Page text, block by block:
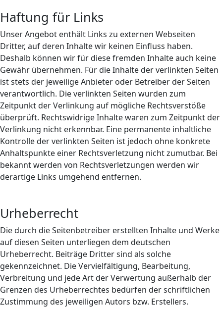
Haftung für Links
Unser Angebot enthält Links zu externen Webseiten
Dritter, auf deren Inhalte wir keinen Einfluss haben.
Deshalb können wir für diese fremden Inhalte auch keine
Gewähr übernehmen. Für die Inhalte der verlinkten Seiten
ist stets der jeweilige Anbieter oder Betreiber der Seiten
verantwortlich. Die verlinkten Seiten wurden zum
Zeitpunkt der Verlinkung auf mögliche Rechtsverstöße
überprüft. Rechtswidrige Inhalte waren zum Zeitpunkt der
Verlinkung nicht erkennbar. Eine permanente inhaltliche
Kontrolle der verlinkten Seiten ist jedoch ohne konkrete
Anhaltspunkte einer Rechtsverletzung nicht zumutbar. Bei
bekannt werden von Rechtsverletzungen werden wir
derartige Links umgehend entfernen.
Urheberrecht
Die durch die Seitenbetreiber erstellten Inhalte und Werke
auf diesen Seiten unterliegen dem deutschen
Urheberrecht. Beiträge Dritter sind als solche
gekennzeichnet. Die Vervielfältigung, Bearbeitung,
Verbreitung und jede Art der Verwertung außerhalb der
Grenzen des Urheberrechtes bedürfen der schriftlichen
Zustimmung des jeweiligen Autors bzw. Erstellers.